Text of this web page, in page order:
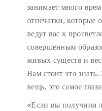
занимает много
отпечатки, которые
ведут вас к
совершенным
живых существ и
Вам стоит это
вещь, это самое
«Если вы получили